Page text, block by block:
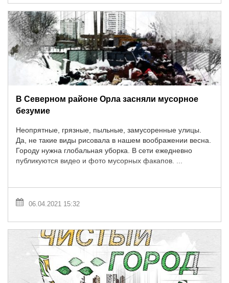
В Северном районе Орла засняли мусорное
безумие
Неопрятные, грязные, пыльные, замусоренные улицы.
Да, не такие виды рисовала в нашем воображении весна.
Городу нужна глобальная уборка. В сети ежедневно
публикуются видео и фото мусорных факапов. ...
06.04.2021 15:32